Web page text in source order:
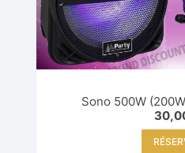
Sono 500W